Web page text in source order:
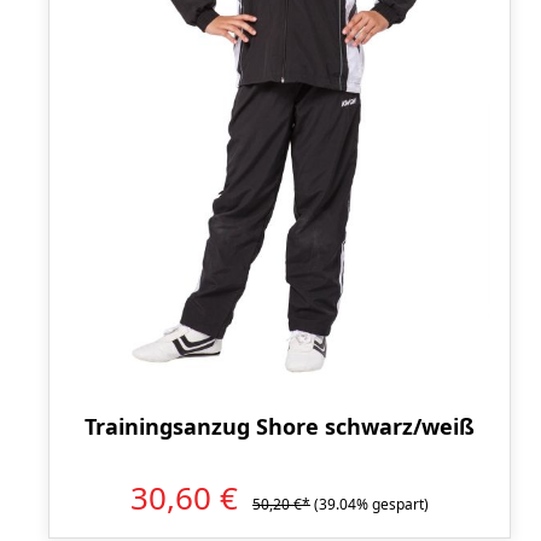
Trainingsanzug Shore schwarz/weiß
30,60 € 50,20 €*(39.04% gespart)